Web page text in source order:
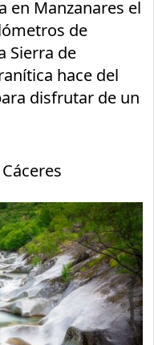
en Manzanares el
de
Sierra de
hace del
disfrutar de un